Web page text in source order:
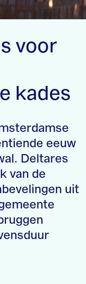
voor
kades
eeuw
Deltares
van de
uit